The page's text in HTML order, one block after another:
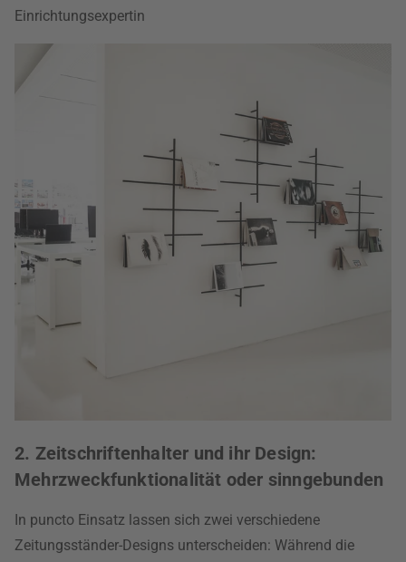
Einrichtungsexpertin
2. Zeitschriftenhalter und ihr Design:
Mehrzweckfunktionalität oder sinngebunden
In puncto Einsatz lassen sich zwei verschiedene
Zeitungsständer-Designs unterscheiden: Während die